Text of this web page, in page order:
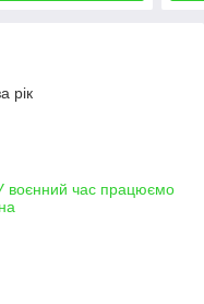
рік
воєнний час працюємо